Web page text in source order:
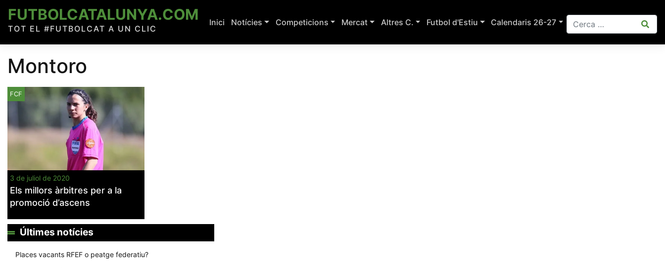
content
FUTBOLCATALUNYA.COM
TOT EL #FUTBOLCAT A UN CLIC
Inici Notícies Competicions Mercat Altres C. Futbol d'Estiu Calendaris 26-27
Montoro
FCF
3 de juliol de 2020
Els millors àrbitres per a la
promoció d’ascens
Últimes notícies
Places vacants RFEF o peatge federatiu?